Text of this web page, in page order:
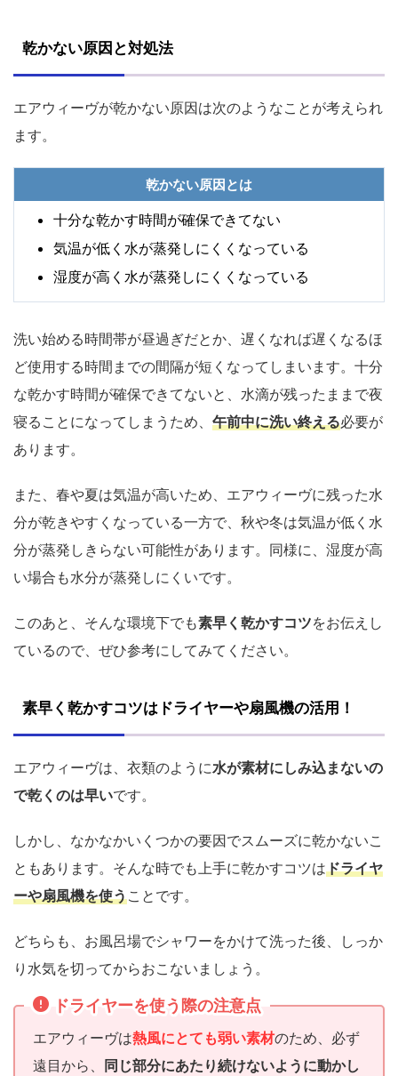
乾かない原因と対処法
エアウィーヴが乾かない原因は次のようなことが考えられ
ます。
乾かない原因とは
十分な乾かす時間が確保できてない
気温が低く水が蒸発しにくくなっている
湿度が高く水が蒸発しにくくなっている
洗い始める時間帯が昼過ぎだとか、遅くなれば遅くなるほ
ど使用する時間までの間隔が短くなってしまいます。十分
な乾かす時間が確保できてないと、水滴が残ったままで夜
寝ることになってしまうため、 午前中に洗い終える必要が
あります。
また、春や夏は気温が高いため、エアウィーヴに残った水
分が乾きやすくなっている一方で、秋や冬は気温が低く水
分が蒸発しきらない可能性があります。同様に、湿度が高
い場合も水分が蒸発しにくいです。
このあと、そんな環境下でも素早く乾かすコツをお伝えし
ているので、ぜひ参考にしてみてください。
素早く乾かすコツはドライヤーや扇風機の活用！
エアウィーヴは、衣類のように水が素材にしみ込まないの
で乾くのは早いです。
しかし、なかなかいくつかの要因でスムーズに乾かないこ
ともあります。そんな時でも上手に乾かすコツはドライヤ
ーや扇風機を使うことです。
どちらも、お風呂場でシャワーをかけて洗った後、しっか
り水気を切ってからおこないましょう。
ドライヤーを使う際の注意点
エアウィーヴは熱風にとても弱い素材のため、必ず
遠目から、 同じ部分にあたり続けないように動かし